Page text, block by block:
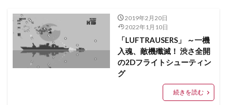
2019年2月20日
2022年1月10日
「LUFTRAUSERS」 ～一機
入魂、敵機殲滅！ 渋さ全開
の2Dフライトシューティン
グ
続きを読む